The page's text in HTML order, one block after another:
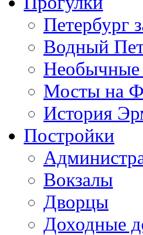
Петербург
Водный
Необычные
Мосты на
История
Постройки
Вокзалы
Дворцы
Доходные